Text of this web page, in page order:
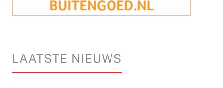
LAATSTE NIEUWS